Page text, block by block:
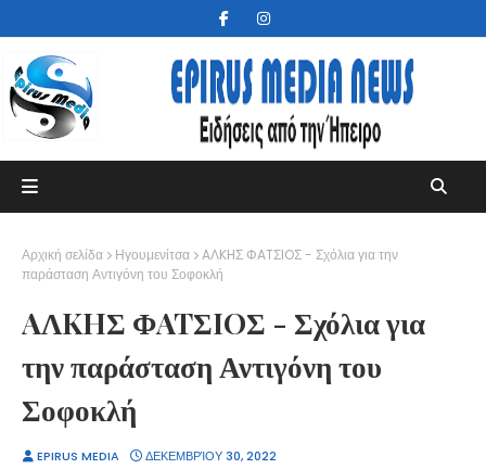
Αρχική σελίδα Ηγουμενίτσα
AΛKHΣ ΦATΣIOΣ - Σχόλια για την
παράσταση Αντιγόνη του Σοφοκλή
AΛKHΣ ΦATΣIOΣ - Σχόλια για
την παράσταση Αντιγόνη του
Σοφοκλή
EPIRUS MEDIA ΔΕΚΕΜΒΡΊΟΥ 30, 2022